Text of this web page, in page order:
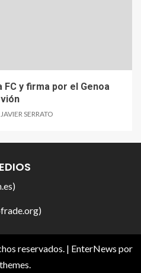
FC y firma por el Genoa
SERRATO
reservados. | EnterNews por